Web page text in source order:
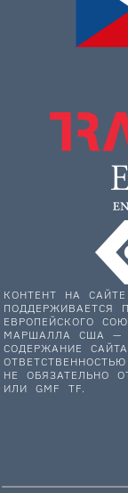
КОНТЕНТ НА САЙТЕ
ПОДДЕРЖИВАЕТСЯ
ЕВРОПЕЙСКОГО
МАРШАЛЛА США —
СОДЕРЖАНИЕ
НЕ ОБЯЗАТЕЛЬНО
ИЛИ GMF TF.